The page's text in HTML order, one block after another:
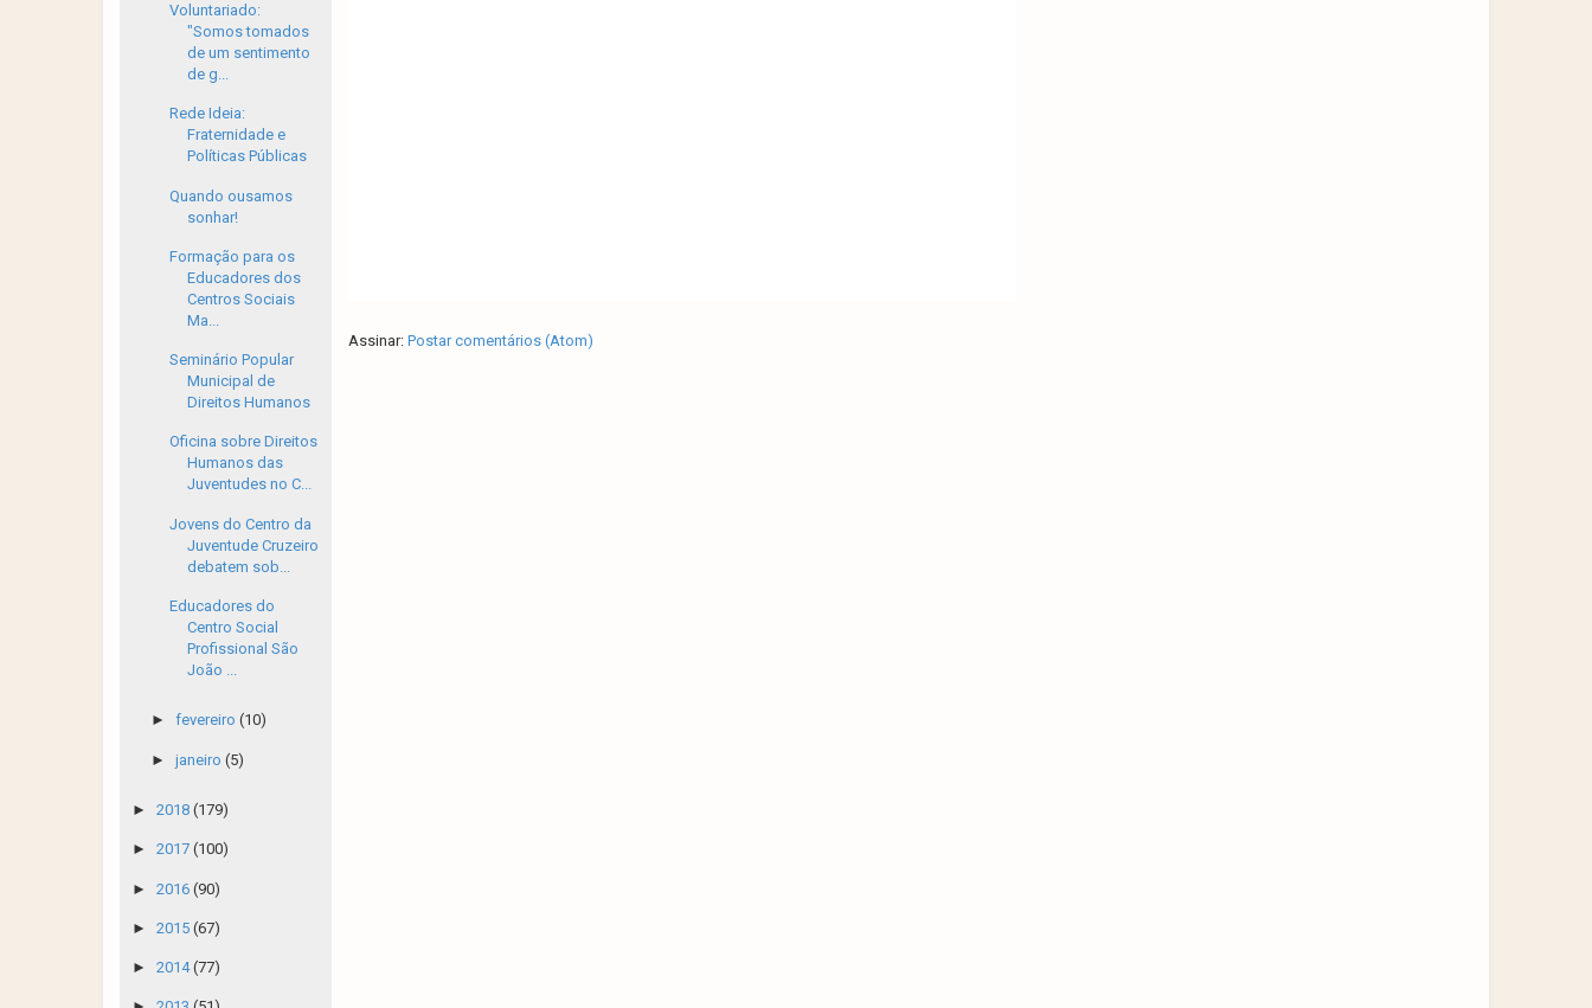
Assinar: Postar comentários (Atom)
Voluntariado:
"Somos tomados
de um sentimento
de g...
Rede Ideia:
Fraternidade e
Políticas Públicas
Quando ousamos
sonhar!
Formação para os
Educadores dos
Centros Sociais
Ma...
Seminário Popular
Municipal de
Direitos Humanos
Oficina sobre Direitos
Humanos das
Juventudes no C...
Jovens do Centro da
Juventude Cruzeiro
debatem sob...
Educadores do
Centro Social
Profissional São
João ...
► fevereiro (10)
► janeiro (5)
► 2018 (179)
► 2017 (100)
► 2016 (90)
► 2015 (67)
► 2014(77)